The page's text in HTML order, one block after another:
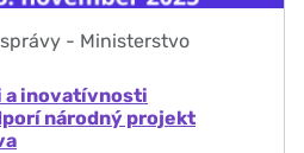
- Ministerstvo
a inovatívnosti
národný projekt